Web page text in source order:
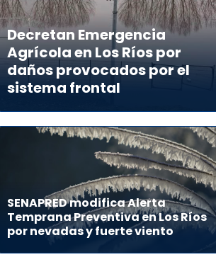
Decretan Emergencia
Agrícola en Los Ríos por
daños provocados por el
sistema frontal
SENAPRED modifica Alerta
Temprana Preventiva en Los Ríos
por nevadas y fuerte viento